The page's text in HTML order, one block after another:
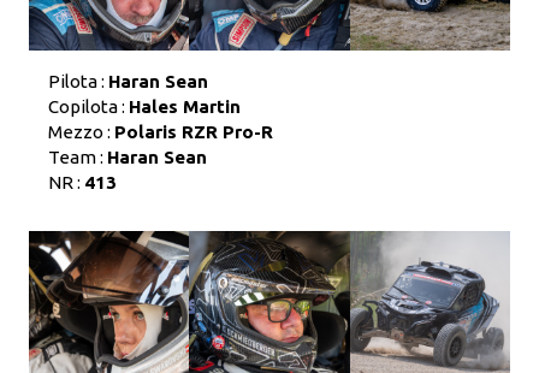
Pilota : Haran Sean
Copilota : Hales Martin
Mezzo : Polaris RZR Pro-R
Team : Haran Sean
NR : 413